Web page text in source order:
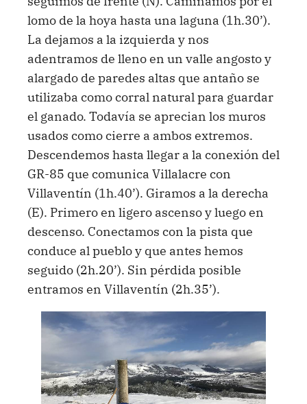
lomo de la hoya hasta una laguna (1h.30’).
La dejamos a la izquierda y nos
adentramos de lleno en un valle angosto y
alargado de paredes altas que antaño se
utilizaba como corral natural para guardar
el ganado. Todavía se aprecian los muros
usados como cierre a ambos extremos.
Descendemos hasta llegar a la conexión del
GR-85 que comunica Villalacre con
Villaventín (1h.40’). Giramos a la derecha
(E). Primero en ligero ascenso y luego en
descenso. Conectamos con la pista que
conduce al pueblo y que antes hemos
seguido (2h.20’). Sin pérdida posible
entramos en Villaventín (2h.35’).